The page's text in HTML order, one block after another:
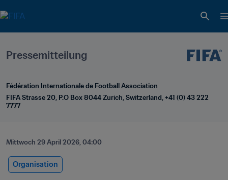
Pressemitteilung
Fédération Internationale de Football Association
FIFA Strasse 20, P.O Box 8044 Zurich, Switzerland, +41 (0) 43 222
7777
Mittwoch 29 April 2026, 04:00
Organisation